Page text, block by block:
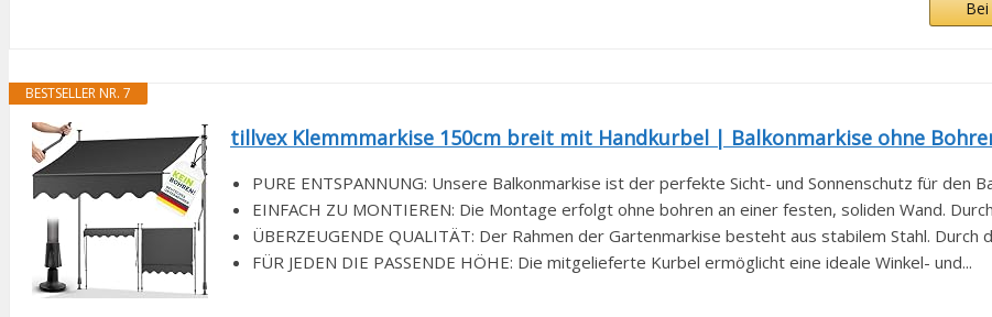
BESTSELLER NR. 7
tillvex Klemmmarkise 150cm breit mit Handkurbel | Balkonmarkise ohne
PURE ENTSPANNUNG: Unsere Balkonmarkise ist der perfekte Sicht- und Sonnenschutz für den
EINFACH ZU MONTIEREN: Die Montage erfolgt ohne bohren an einer festen, soliden Wand.
ÜBERZEUGENDE QUALITÄT: Der Rahmen der Gartenmarkise besteht aus stabilem Stahl. Durch
FÜR JEDEN DIE PASSENDE HÖHE: Die mitgelieferte Kurbel ermöglicht eine ideale Winkel- und...